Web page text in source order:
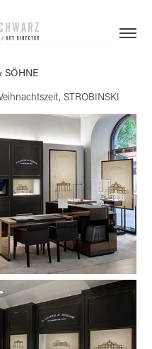
SÖHNE
STROBINSKI